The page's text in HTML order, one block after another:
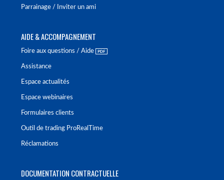
Parrainage / Inviter un ami
AIDE & ACCOMPAGNEMENT
Foire aux questions / Aide
Assistance
Espace actualités
Espace webinaires
Formulaires clients
Outil de trading ProRealTime
Réclamations
DOCUMENTATION CONTRACTUELLE